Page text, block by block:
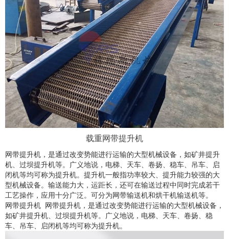
载重网带提升机
网带提升机，是通过改变势能进行运输的大型机械设备，如矿井提升
机、过坝提升机等。广义地说，电梯、天车、卷扬、稳车、吊车、启
闭机等均可称为提升机。提升机一般指功率较大、提升能力较强的大
型机械设备。输送能力大，运距长，还可在输送过程中同时完成若干
工艺操作，应用十分广泛。可分为网带输送机和烘干机输送机等。
网带提升机 网带提升机，是通过改变势能进行运输的大型机械设备，
如矿井提升机、过坝提升机等。广义地说，电梯、天车、卷扬、稳
车、吊车、启闭机等均可称为提升机。